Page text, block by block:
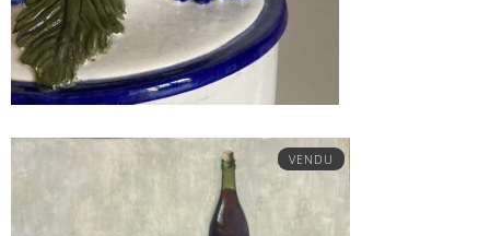
VENDU